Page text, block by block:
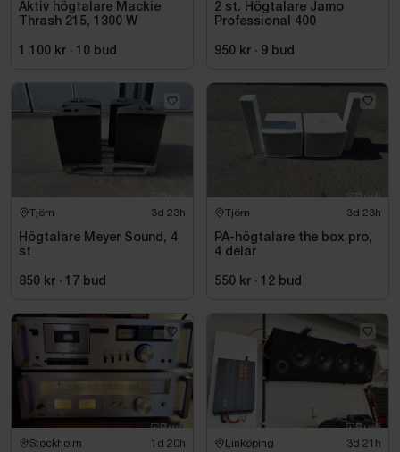
Aktiv högtalare Mackie
Thrash 215, 1300 W
1 100 kr · 10 bud
2 st. Högtalare Jamo
Professional 400
950 kr · 9 bud
Tjörn 3d 23h
Högtalare Meyer Sound, 4
st
850 kr · 17 bud
Tjörn 3d 23h
PA-högtalare the box pro,
4 delar
550 kr · 12 bud
Stockholm 1d 20h Linköping 3d 21h